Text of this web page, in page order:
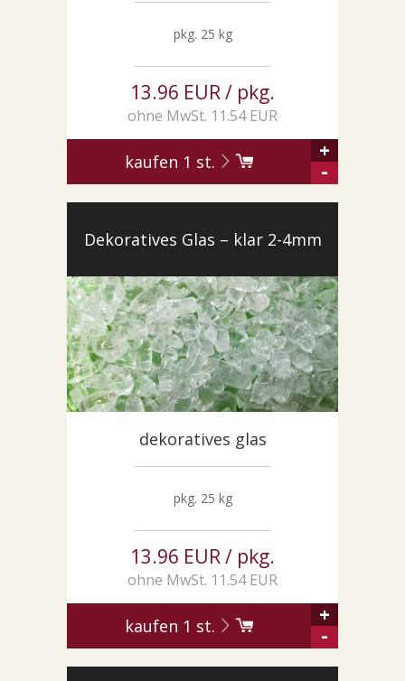
pkg. 25 kg
13.96 EUR / pkg.
ohne MwSt. 11.54 EUR
kaufen 1 st.
+
-
Dekoratives Glas – klar 2-4mm
dekoratives glas
pkg. 25 kg
13.96 EUR / pkg.
ohne MwSt. 11.54 EUR
kaufen 1 st.
+
-